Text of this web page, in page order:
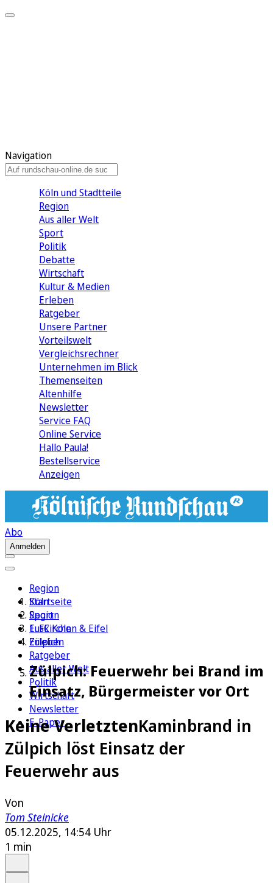
Navigation
Köln und Stadtteile
Region
Aus aller Welt
Sport
Politik
Debatte
Wirtschaft
Kultur & Medien
Erleben
Ratgeber
Unsere Partner
Vorteilswelt
Vergleichsrechner
Unternehmen im Blick
Themenseiten
Altenhilfe
Newsletter
Service FAQ
Online Service
Hallo Paula!
Bestellservice
Anzeigen
Abo
Anmelden
Region
Köln
Sport
1. FC Köln
Erleben
Ratgeber
Aus aller Welt
Politik
Wirtschaft
Newsletter
E-Paper
Startseite
Region
Euskirchen & Eifel
Zülpich
Zülpich: Feuerwehr bei Brand im
Einsatz, Bürgermeister vor Ort
Keine VerletztenKaminbrand in
Zülpich löst Einsatz der
Feuerwehr aus
Von
Tom Steinicke
05.12.2025, 14:54 Uhr
1 min